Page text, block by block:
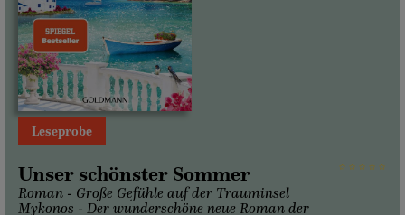
Leseprobe
Unser schönster Sommer
Roman - Große Gefühle auf der Trauminsel
Mykonos - Der wunderschöne neue Roman der